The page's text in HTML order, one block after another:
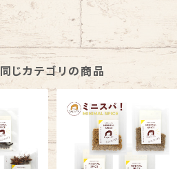
同じカテゴリの商品